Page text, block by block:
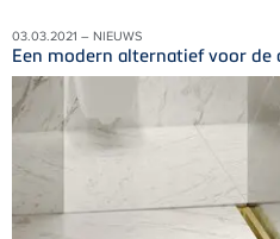
03.03.2021 – NIEUWS
Een modern alternatief voor de